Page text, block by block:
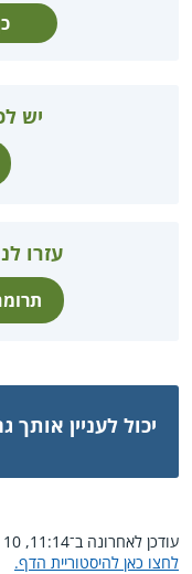
יש
עזרו
יכול לעניין אותך
עודכן לאחרונה ב־11:14, 10 בספטמבר 2024.
לחצו כאן להיסטוריית הדף.